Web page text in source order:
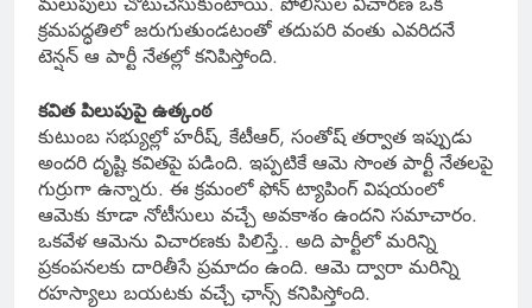
క్రమపద్ధతిలో జరుగుతుండటంతో తదుపరి వంతు ఎవరిదనే
టెన్షన్ ఆ పార్టీ నేతల్లో కనిపిస్తోంది.
కవిత పిలుపుపై ఉత్కంఠ
కుటుంబ సభ్యుల్లో హరీష్, కేటీఆర్, సంతోష్ తర్వాత ఇప్పుడు
అందరి దృష్టి కవితపై పడింది. ఇప్పటికే ఆమె సొంత పార్టీ నేతలపై
గుర్రుగా ఉన్నారు. ఈ క్రమంలో ఫోన్ ట్యాపింగ్ విషయంలో
ఆమెకు కూడా నోటీసులు వచ్చే అవకాశం ఉందని సమాచారం.
ఒకవేళ ఆమెను విచారణకు పిలిస్తే.. అది పార్టీలో మరిన్ని
ప్రకంపనలకు దారితీసే ప్రమాదం ఉంది. ఆమె ద్వారా మరిన్ని
రహస్యాలు బయటకు వచ్చే ఛాన్స్ కనిపిస్తోంది.